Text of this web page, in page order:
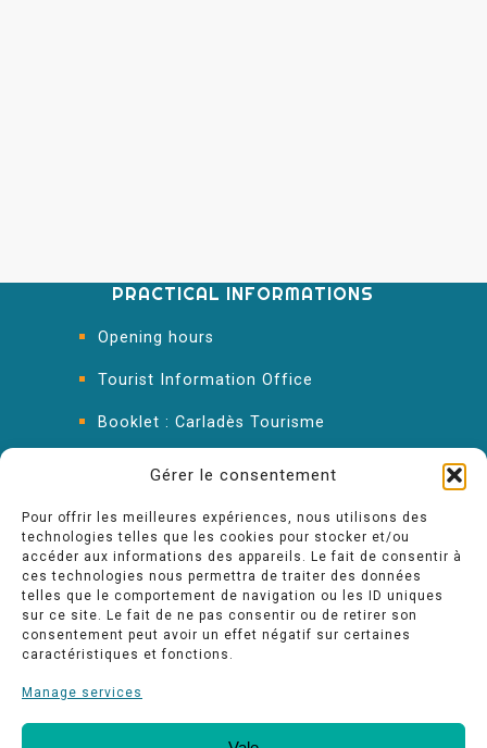
Gérer le consentement
Pour offrir les meilleures expériences, nous utilisons des
technologies telles que les cookies pour stocker et/ou
accéder aux informations des appareils. Le fait de consentir à
ces technologies nous permettra de traiter des données
telles que le comportement de navigation ou les ID uniques
sur ce site. Le fait de ne pas consentir ou de retirer son
consentement peut avoir un effet négatif sur certaines
caractéristiques et fonctions.
Manage services
PRACTICAL INFORMATIONS
Opening hours
Tourist Information Office
Booklet : Carladès Tourisme
Keep in touch